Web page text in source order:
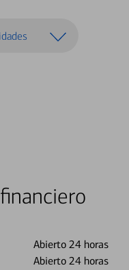
Abierto 24 horas
Abierto 24 horas